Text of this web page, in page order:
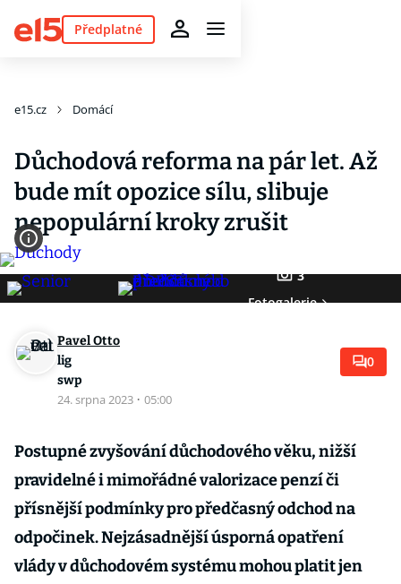
Předplatné
e15.cz Domácí
Důchodová reforma na pár let. Až
bude mít opozice sílu, slibuje
nepopulární kroky zrušit
3
Fotogalerie
Pavel Otto
lig
swp
24. srpna 2023 · 05:00
0
Postupné zvyšování důchodového věku, nižší
pravidelné i mimořádné valorizace penzí či
přísnější podmínky pro předčasný odchod na
odpočinek. Nejzásadnější úsporná opatření
vlády v důchodovém systému mohou platit jen